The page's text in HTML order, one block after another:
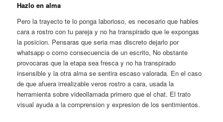
Hazlo en alma
Pero la trayecto te lo ponga laborioso, es necesario que hables
cara a rostro con tu pareja y no ha transpirado que le expongas
la posicion. Pensaras que seria mas discreto dejarlo por
whatsapp o como consecuencia de un escrito, No obstante
provocaras que la etapa sea fresca y no ha transpirado
insensible y la otra alma se sentira escaso valorada. En el caso
de que afuera irrealizable veros rostro a cara, usada la
herramienta sobre videollamada primero que el chat. El trato
visual ayuda a la comprension y expresion de los sentimientos.